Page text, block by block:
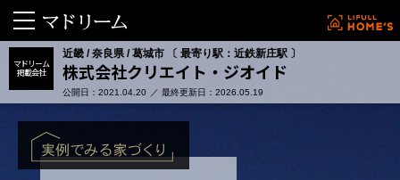
マドリーム
掲載会社
近畿 / 奈良県 / 葛城市 〔 最寄り駅：近鉄新庄駅 〕
株式会社クリエイト・ジオイド
公開日：2021.04.20 最終更新日：2026.05.19